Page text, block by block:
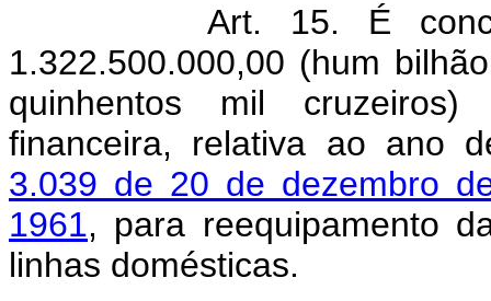
Art. 15. É
1.322.500.000,00 (hum
quinhentos mil
financeira, relativa ao ano
3.039 de 20 de dezembro
1961, para reequipamento
linhas domésticas.